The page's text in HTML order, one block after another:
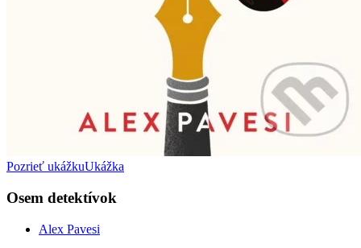
Pozrieť ukážkuUkážka
Osem detektívok
Alex Pavesi